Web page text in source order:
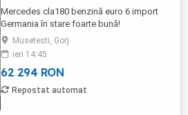
Mercedes cla180 benzină euro 6 import
Germania în stare foarte bună!
Musetesti, Gorj
ieri 14:45
62 294 RON
Repostat automat